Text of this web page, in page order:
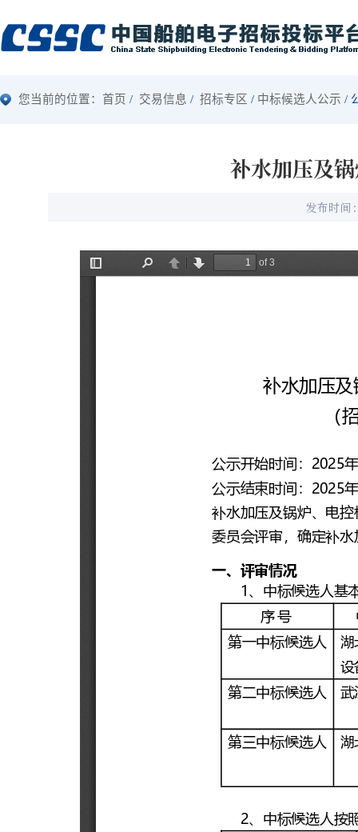
您当前的位置： 首页 交易信息 招标专区 中标候选人公示
补水加压及
发布时间